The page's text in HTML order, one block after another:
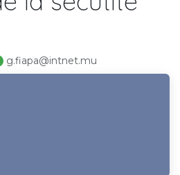
g.fiapa@intnet.mu